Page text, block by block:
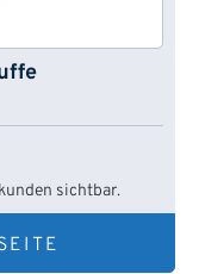
sichtbar.